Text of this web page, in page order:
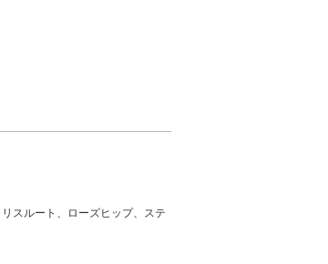
スルート、ローズヒップ、ステ